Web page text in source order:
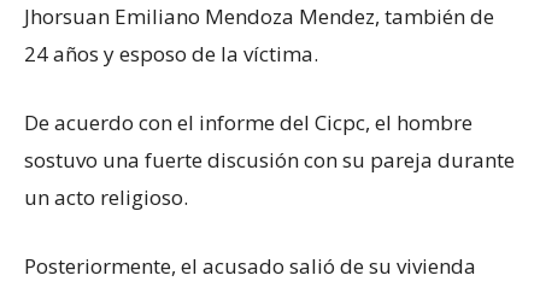
Jhorsuan Emiliano Mendoza Mendez, también de
24 años y esposo de la víctima.
De acuerdo con el informe del Cicpc, el hombre
sostuvo una fuerte discusión con su pareja durante
un acto religioso.
Posteriormente, el acusado salió de su vivienda